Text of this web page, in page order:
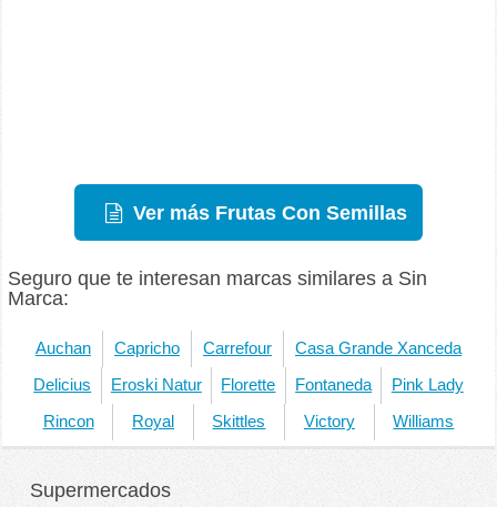
Ver más Frutas Con Semillas
Seguro que te interesan marcas similares a Sin
Marca:
Auchan Capricho Carrefour Casa Grande Xanceda
Delicius Eroski Natur Florette Fontaneda Pink Lady
Rincon Royal Skittles Victory Williams
Supermercados